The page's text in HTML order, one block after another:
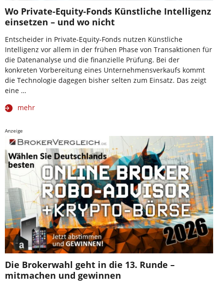
Wo Private-Equity-Fonds Künstliche Intelligenz
einsetzen – und wo nicht
Entscheider in Private-Equity-Fonds nutzen Künstliche
Intelligenz vor allem in der frühen Phase von Transaktionen für
die Datenanalyse und die finanzielle Prüfung. Bei der
konkreten Vorbereitung eines Unternehmensverkaufs kommt
die Technologie dagegen bisher selten zum Einsatz. Das zeigt
eine …
mehr
Anzeige
Die Brokerwahl geht in die 13. Runde –
mitmachen und gewinnen